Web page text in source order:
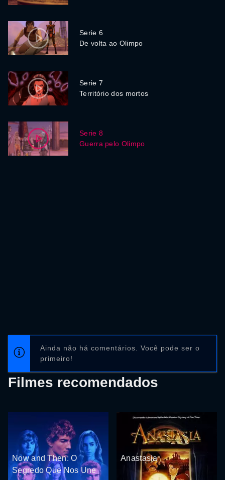
Serie 6
De volta ao Olimpo
Serie 7
Território dos mortos
Serie 8
Guerra pelo Olimpo
Ainda não há comentários. Você pode ser o
primeiro!
Filmes recomendados
Now and Then: O
Segredo Que Nos Une
Anastasia